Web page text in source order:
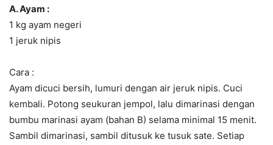
A. Ayam :
1 kg ayam negeri
1 jeruk nipis
Cara :
Ayam dicuci bersih, lumuri dengan air jeruk nipis. Cuci
kembali. Potong seukuran jempol, lalu dimarinasi dengan
bumbu marinasi ayam (bahan B) selama minimal 15 menit.
Sambil dimarinasi, sambil ditusuk ke tusuk sate. Setiap